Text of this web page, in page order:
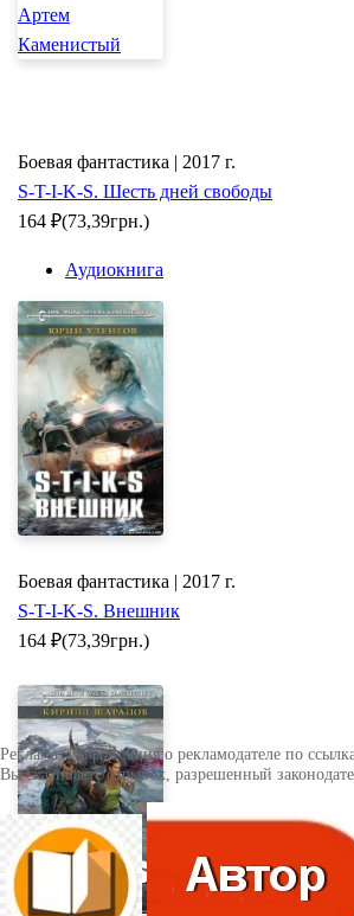
Боевая фантастика | 2017 г.
S-T-I-K-S. Шесть дней свободы
164 ₽(73,39грн.)
Аудиокнига
Боевая фантастика | 2017 г.
S-T-I-K-S. Внешник
164 ₽(73,39грн.)
Реклама. Информация о рекламодателе по
Вы скачиваете отрывок, разрешенный